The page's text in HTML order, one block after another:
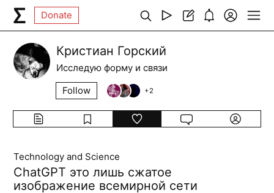
Donate
Кристиан Горский
Исследую форму и связи
Follow
+2
Technology and Science
ChatGPT это лишь сжатое
изображение всемирной сети